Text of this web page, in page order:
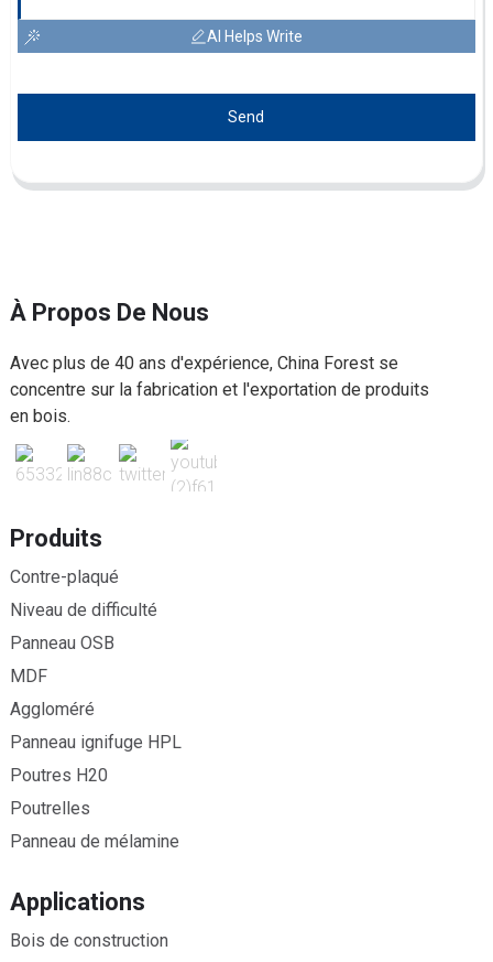
AI Helps Write
Send
À Propos De Nous
Avec plus de 40 ans d'expérience, China Forest se
concentre sur la fabrication et l'exportation de produits
en bois.
Produits
Contre-plaqué
Niveau de difficulté
Panneau OSB
MDF
Aggloméré
Panneau ignifuge HPL
Poutres H20
Poutrelles
Panneau de mélamine
Applications
Bois de construction